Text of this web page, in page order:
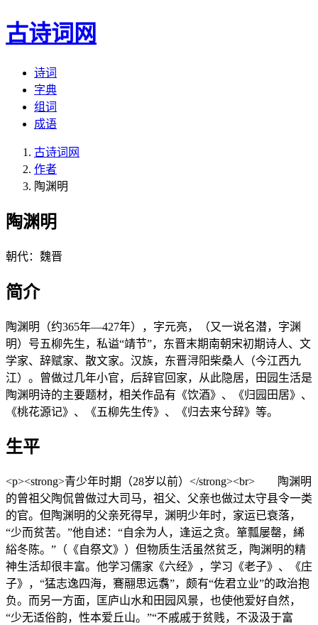
古诗词网
诗词
字典
组词
成语
古诗词网
作者
陶渊明
陶渊明
朝代：魏晋
简介
陶渊明（约365年—427年），字元亮，（又一说名潜，字渊
明）号五柳先生，私谥“靖节”，东晋末期南朝宋初期诗人、文
学家、辞赋家、散文家。汉族，东晋浔阳柴桑人（今江西九
江）。曾做过几年小官，后辞官回家，从此隐居，田园生活是
陶渊明诗的主要题材，相关作品有《饮酒》、《归园田居》、
《桃花源记》、《五柳先生传》、《归去来兮辞》等。
生平
<p><strong>青少年时期（28岁以前）</strong><br> 陶渊明
的曾祖父陶侃曾做过大司马，祖父、父亲也做过太守县令一类
的官。但陶渊明的父亲死得早，渊明少年时，家运已衰落，
“少而贫苦。”他自述：“自余为人，逢运之贪。箪瓢屡罄，絺
綌冬陈。”（《自祭文》）但物质生活虽然贫乏，陶渊明的精
神生活却很丰富。他学习儒家《六经》，学习《老子》、《庄
子》，“猛志逸四海，鶱翮思远翥”，颇有“佐君立业”的政治抱
负。而另一方面，匡庐山水和田园风景，也使他爱好自然，
“少无适俗韵，性本爱丘山。”“不戚戚于贫贱，不汲汲于富